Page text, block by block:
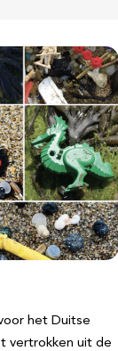
het Duitse
vertrokken uit de